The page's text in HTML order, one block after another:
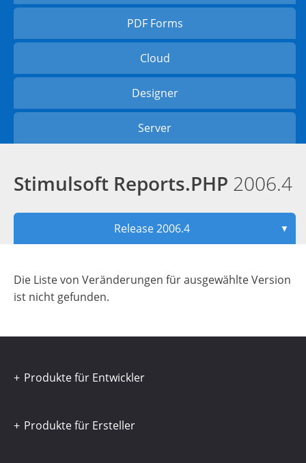
PDF Forms
Cloud
Designer
Server
Stimulsoft Reports.PHP 2006.4
Release 2006.4 ▼
Die Liste von Veränderungen für ausgewählte Version
ist nicht gefunden.
Produkte für Entwickler
Produkte für Ersteller